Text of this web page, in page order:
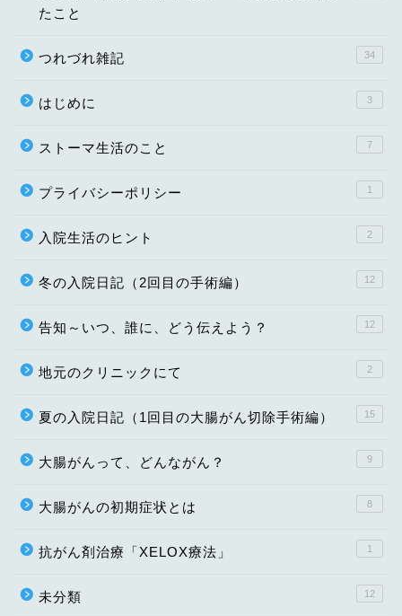
たこと
つれづれ雑記 34
はじめに 3
ストーマ生活のこと 7
プライバシーポリシー 1
入院生活のヒント 2
冬の入院日記（2回目の手術編） 12
告知～いつ、誰に、どう伝えよう？ 12
地元のクリニックにて 2
夏の入院日記（1回目の大腸がん切除手術編） 15
大腸がんって、どんながん？ 9
大腸がんの初期症状とは 8
抗がん剤治療「XELOX療法」 1
未分類 12